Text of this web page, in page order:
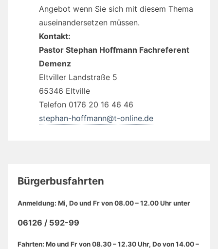
Angebot wenn Sie sich mit diesem Thema
auseinandersetzen müssen.
Kontakt:
Pastor Stephan Hoffmann Fachreferent
Demenz
Eltviller Landstraße 5
65346 Eltville
Telefon 0176 20 16 46 46
stephan-hoffmann@t-online.de
Bürgerbusfahrten
Anmeldung: Mi, Do und Fr von 08.00 – 12.00 Uhr unter
06126 / 592-99
Fahrten: Mo und Fr von 08.30 – 12.30 Uhr, Do von 14.00 –